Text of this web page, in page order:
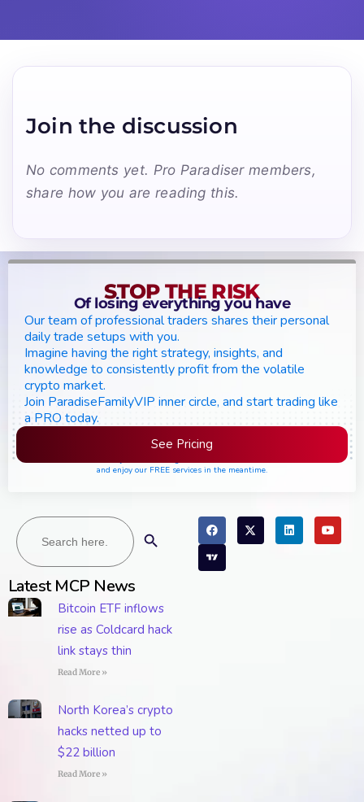
Join the discussion
No comments yet. Pro Paradiser members,
share how you are reading this.
Search
for:
Latest MCP News
Bitcoin ETF inflows
rise as Coldcard hack
link stays thin
Read More »
North Korea’s crypto
hacks netted up to
$22 billion
Read More »
STOP THE RISK
Of losing everything you have
Our team of professional traders shares their personal
daily trade setups with you.
Imagine having the right strategy, insights, and
knowledge to consistently profit from the volatile
crypto market.
Join ParadiseFamilyVIP inner circle, and start trading like
a PRO today.
See Pricing
and enjoy our FREE services in the meantime.